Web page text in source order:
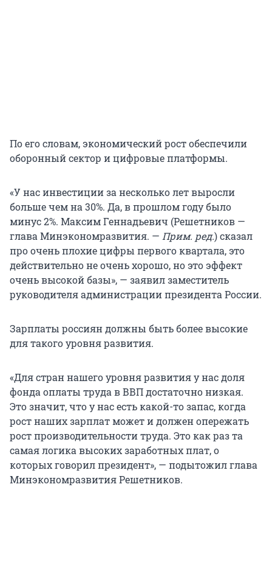
По его словам, экономический рост обеспечили
оборонный сектор и цифровые платформы.
«У нас инвестиции за несколько лет выросли
больше чем на 30%. Да, в прошлом году было
минус 2%. Максим Геннадьевич (Решетников —
глава Минэкономразвития. — Прим. ред.) сказал
про очень плохие цифры первого квартала, это
действительно не очень хорошо, но это эффект
очень высокой базы», — заявил заместитель
руководителя администрации президента России.
Зарплаты россиян должны быть более высокие
для такого уровня развития.
«Для стран нашего уровня развития у нас доля
фонда оплаты труда в ВВП достаточно низкая.
Это значит, что у нас есть какой-то запас, когда
рост наших зарплат может и должен опережать
рост производительности труда. Это как раз та
самая логика высоких заработных плат, о
которых говорил президент», — подытожил глава
Минэкономразвития Решетников.